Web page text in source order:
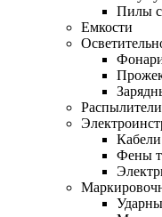
Пилы
Емкости
Распылители
Кабели
Фены